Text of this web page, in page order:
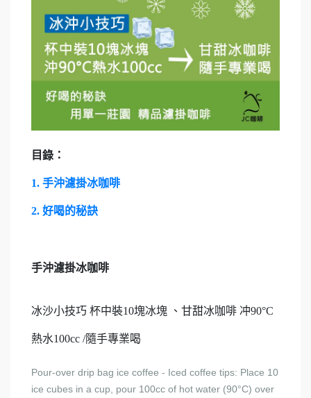
目錄：
1. 手沖濾掛冰咖啡
2. 好喝的秘訣
手沖濾掛冰咖啡
冰沙小技巧 杯中裝10塊冰塊 、甘甜冰咖啡 冲90°C
熱水100cc /隨手專業喝
Pour-over drip bag ice coffee - Iced coffee tips: Place 10
ice cubes in a cup, pour 100cc of hot water (90°C) over